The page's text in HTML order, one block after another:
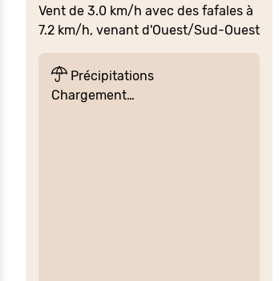
Vent de 3.0 km/h avec des fafales à
7.2 km/h, venant d'Ouest/Sud-Ouest
Précipitations
Chargement…